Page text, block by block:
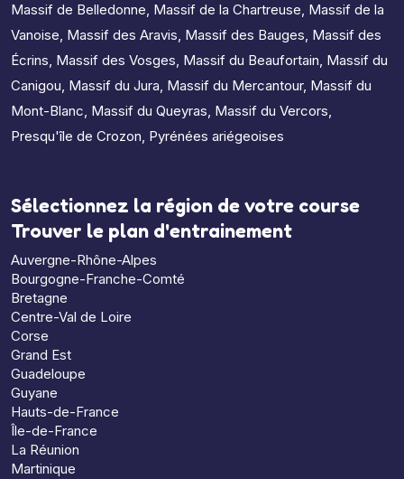
Massif de Belledonne, Massif de la Chartreuse, Massif de la
Vanoise, Massif des Aravis, Massif des Bauges, Massif des
Écrins, Massif des Vosges, Massif du Beaufortain, Massif du
Canigou, Massif du Jura, Massif du Mercantour, Massif du
Mont-Blanc, Massif du Queyras, Massif du Vercors,
Presqu'île de Crozon, Pyrénées ariégeoises
Sélectionnez la région de votre course
Trouver le plan d'entrainement
Auvergne-Rhône-Alpes
Bourgogne-Franche-Comté
Bretagne
Centre-Val de Loire
Corse
Grand Est
Guadeloupe
Guyane
Hauts-de-France
Île-de-France
La Réunion
Martinique